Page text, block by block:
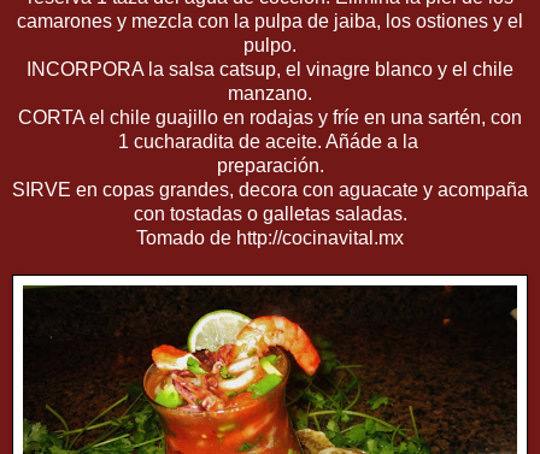
camarones y mezcla con la pulpa de jaiba, los ostiones y el
pulpo.
INCORPORA la salsa catsup, el vinagre blanco y el chile
manzano.
CORTA el chile guajillo en rodajas y fríe en una sartén, con
1 cucharadita de aceite. Añáde a la
preparación.
SIRVE en copas grandes, decora con aguacate y acompaña
con tostadas o galletas saladas.
Tomado de http://cocinavital.mx